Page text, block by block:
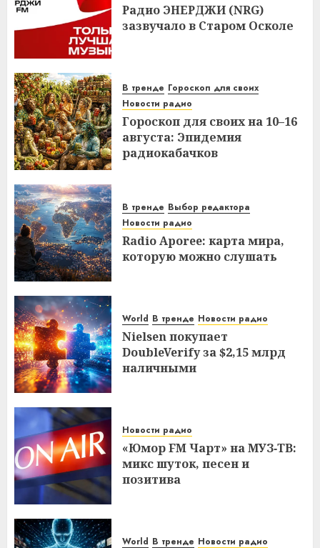
Радио ЭНЕРДЖИ (NRG)
зазвучало в Старом Осколе
В тренде Гороскоп для своих
Новости радио
Гороскоп для своих на 10–16
августа: Эпидемия
радиокабачков
В тренде Выбор редактора
Новости радио
Radio Aporee: карта мира,
которую можно слушать
World В тренде Новости радио
Nielsen покупает
DoubleVerify за $2,15 млрд
наличными
Новости радио
«Юмор FM Чарт» на МУЗ‑ТВ:
микс шуток, песен и
позитива
World В тренде Новости радио